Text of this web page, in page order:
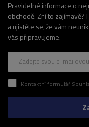
Pravidelné informace o
obchodě. Zní to
a ujistěte se, že vám
vás připravujeme.
Zadejte svou e-
Kontaktní formulář Souhlasím se zpracováním svých